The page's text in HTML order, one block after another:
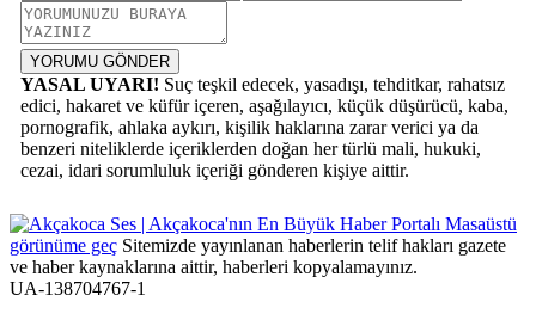
YORUMU GÖNDER
YASAL UYARI! Suç teşkil edecek, yasadışı, tehditkar, rahatsız
edici, hakaret ve küfür içeren, aşağılayıcı, küçük düşürücü, kaba,
pornografik, ahlaka aykırı, kişilik haklarına zarar verici ya da
benzeri niteliklerde içeriklerden doğan her türlü mali, hukuki,
cezai, idari sorumluluk içeriği gönderen kişiye aittir.
Masaüstü
görünüme geç Sitemizde yayınlanan haberlerin telif hakları gazete
ve haber kaynaklarına aittir, haberleri kopyalamayınız.
UA-138704767-1